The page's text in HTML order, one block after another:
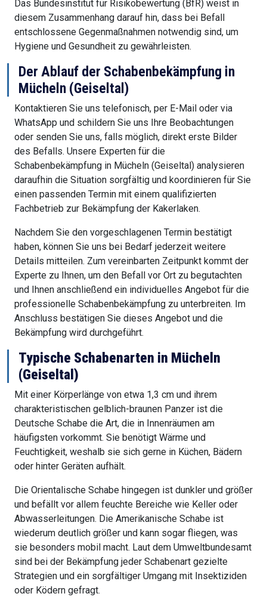
Das Bundesinstitut für Risikobewertung (BfR) weist in
diesem Zusammenhang darauf hin, dass bei Befall
entschlossene Gegenmaßnahmen notwendig sind, um
Hygiene und Gesundheit zu gewährleisten.
Der Ablauf der Schabenbekämpfung in
Mücheln (Geiseltal)
Kontaktieren Sie uns telefonisch, per E-Mail oder via
WhatsApp und schildern Sie uns Ihre Beobachtungen
oder senden Sie uns, falls möglich, direkt erste Bilder
des Befalls. Unsere Experten für die
Schabenbekämpfung in Mücheln (Geiseltal) analysieren
daraufhin die Situation sorgfältig und koordinieren für Sie
einen passenden Termin mit einem qualifizierten
Fachbetrieb zur Bekämpfung der Kakerlaken.
Nachdem Sie den vorgeschlagenen Termin bestätigt
haben, können Sie uns bei Bedarf jederzeit weitere
Details mitteilen. Zum vereinbarten Zeitpunkt kommt der
Experte zu Ihnen, um den Befall vor Ort zu begutachten
und Ihnen anschließend ein individuelles Angebot für die
professionelle Schabenbekämpfung zu unterbreiten. Im
Anschluss bestätigen Sie dieses Angebot und die
Bekämpfung wird durchgeführt.
Typische Schabenarten in Mücheln
(Geiseltal)
Mit einer Körperlänge von etwa 1,3 cm und ihrem
charakteristischen gelblich-braunen Panzer ist die
Deutsche Schabe die Art, die in Innenräumen am
häufigsten vorkommt. Sie benötigt Wärme und
Feuchtigkeit, weshalb sie sich gerne in Küchen, Bädern
oder hinter Geräten aufhält.
Die Orientalische Schabe hingegen ist dunkler und größer
und befällt vor allem feuchte Bereiche wie Keller oder
Abwasserleitungen. Die Amerikanische Schabe ist
wiederum deutlich größer und kann sogar fliegen, was
sie besonders mobil macht. Laut dem Umweltbundesamt
sind bei der Bekämpfung jeder Schabenart gezielte
Strategien und ein sorgfältiger Umgang mit Insektiziden
oder Ködern gefragt.